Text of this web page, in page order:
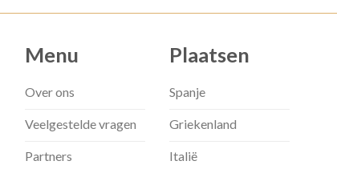
Menu
Over ons
Veelgestelde vragen
Partners
Plaatsen
Spanje
Griekenland
Italië